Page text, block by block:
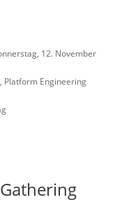
12. November
Platform Engineering